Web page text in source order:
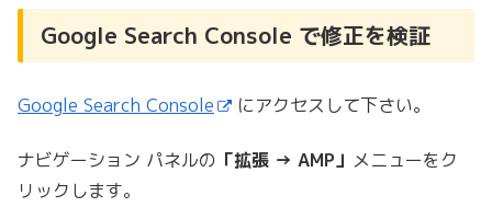
Google Search Console で修正を検証
Google Search Console にアクセスして下さい。
ナビゲーション パネルの 「拡張 → AMP」 メニューをク
リックします。